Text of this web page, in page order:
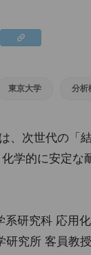
東京大学 分析
、次世代の「
学的に安定
系研究科 応用
研究所 客員教